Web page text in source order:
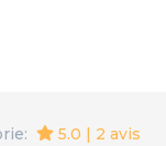
5.0 | 2 avis